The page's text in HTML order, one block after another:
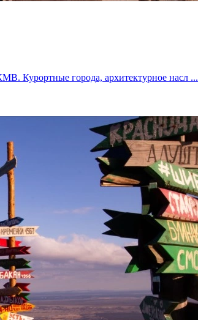
Курортные города, архитектурное насл ...